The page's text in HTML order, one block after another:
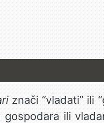
znači “vladati” ili
gospodara ili